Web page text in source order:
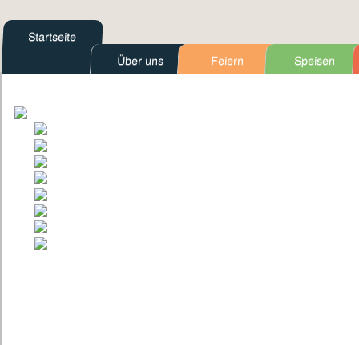
Startseite
Über uns
Feiern Speisen